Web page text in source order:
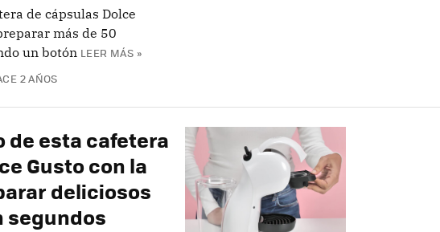
de cápsulas Dolce
más de 50
un botón LEER MÁS »
2 AÑOS
de esta cafetera
Gusto con la
deliciosos
segundos